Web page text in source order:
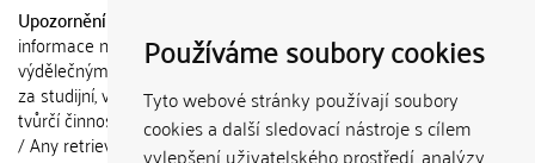
Používáme soubory cookies
Tyto webové stránky používají soubory
cookies a další sledovací nástroje s cílem
vylepšení uživatelského prostředí, analýzy
Upozornění / Notice:
informace nemohou být použity k
výdělečným účelům nebo vydávány
za studijní, vědeckou nebo jinou
tvůrčí činnost jiné osoby než autora.
/ Any retrieved information shall not